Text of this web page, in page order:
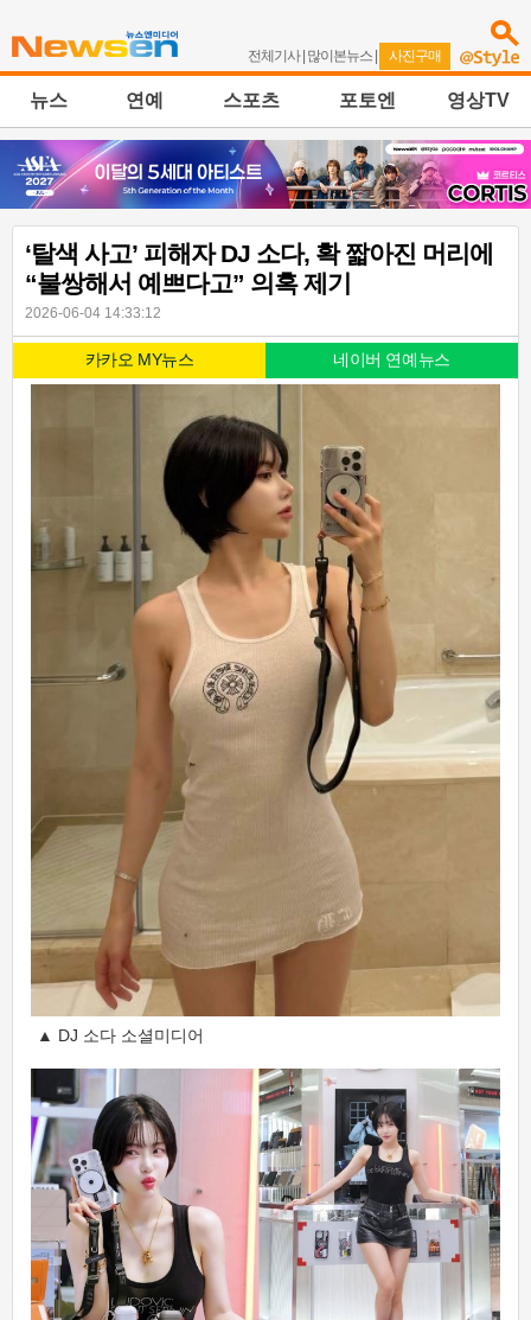
전체기사| 많이본뉴스 | 사진구매
뉴스 연예 스포츠 포토엔 영상TV
‘탈색 사고’ 피해자 DJ 소다, 확 짧아진 머리에
“불쌍해서 예쁘다고” 의혹 제기
2026-06-04 14:33:12
카카오 MY뉴스 네이버 연예뉴스
▲ DJ 소다 소셜미디어